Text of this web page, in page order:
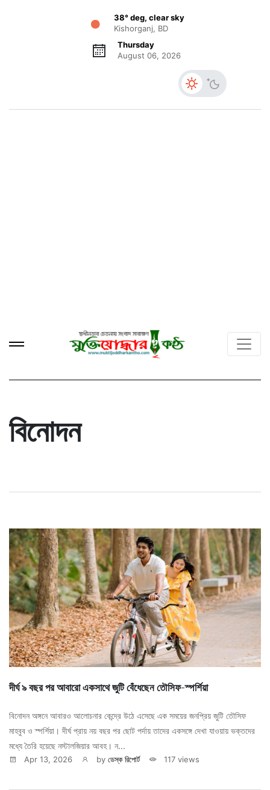
38° deg, clear sky
Kishorganj, BD
Thursday
August 06, 2026
বিনোদন
দীর্ঘ ৯ বছর পর আবারো একসাথে জুটি বেঁধেছেন তৌসিফ-স্পর্শিয়া
বিনোদন অঙ্গনে আবারও আলোচনার কেন্দ্রে উঠে এসেছে এক সময়ের জনপ্রিয় জুটি তৌসিফ
মাহবুব ও স্পর্শিয়া। দীর্ঘ প্রায় নয় বছর পর ছোট পর্দায় তাদের একসঙ্গে দেখা যাওয়ায় ভক্তদের
মধ্যে তৈরি হয়েছে নস্টালজিয়ার আবহ। ন...
Apr 13, 2026 by ডেস্ক রিপোর্ট 117 views